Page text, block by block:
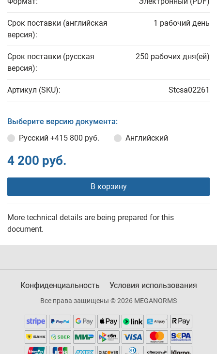
Срок поставки (английская
версия):
1 рабочий день
Срок поставки (русская
версия):
250 рабочих дня(ей)
Артикул (SKU): Stcsa02261
Выберите версию документа:
Русский +415 800 руб. Английский
4 200 руб.
В корзину
More technical details are being prepared for this
document.
Конфиденциальность Условия использования
Все права защищены © 2026 MEGANORMS